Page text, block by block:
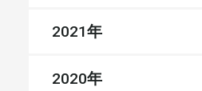
2021年
2020年